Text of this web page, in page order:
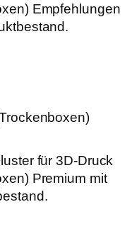
Empfehlungen
für 3D‑Druck
Premium mit